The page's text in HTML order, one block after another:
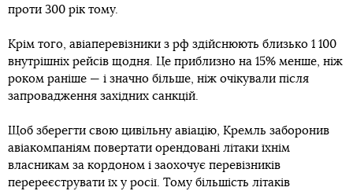
проти 300 рік тому.
Крім того, авіаперевізники з рф здійснюють близько 1 100
внутрішніх рейсів щодня. Це приблизно на 15% менше, ніж
роком раніше — і значно більше, ніж очікували після
запровадження західних санкцій.
Щоб зберегти свою цивільну авіацію, Кремль заборонив
авіакомпаніям повертати орендовані літаки їхнім
власникам за кордоном і заохочує перевізників
перереєструвати їх у росії. Тому більшість літаків